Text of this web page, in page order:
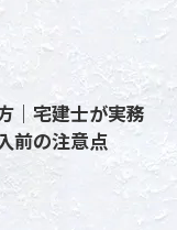
｜宅建士が実務
前の注意点